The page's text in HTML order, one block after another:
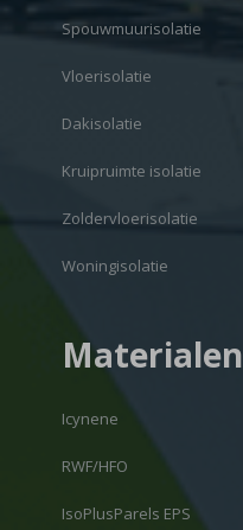
Spouwmuurisolatie
Vloerisolatie
Dakisolatie
Kruipruimte isolatie
Zoldervloerisolatie
Woningisolatie
Materialen
Icynene
RWF/HFO
IsoPlusParels EPS